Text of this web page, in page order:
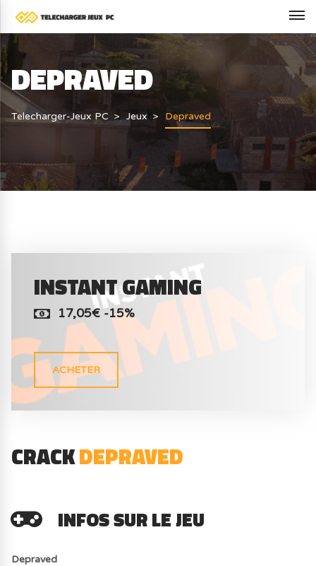
DEPRAVED
Telecharger-Jeux PC Jeux Depraved
INSTANT GAMING
17,05€ -15%
ACHETER
CRACKDEPRAVED
INFOS SUR LE JEU
Depraved